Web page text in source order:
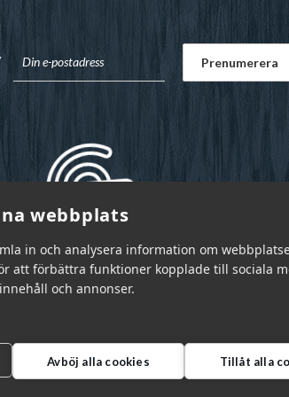
webbplats
in och analysera information om
att förbättra funktioner kopplade till sociala
och annonser.
Avböj alla cookies Tillåt alla
2026 | info@garnr.se 031 - 92